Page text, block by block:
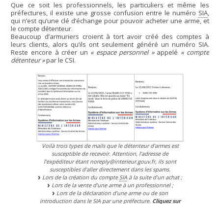
Que ce soit les professionnels, les particuliers et même les
préfectures, il existe une grosse confusion entre le numéro SIA,
qui n’est qu’une clé d’échange pour pouvoir acheter une arme, et
le compte détenteur.
Beaucoup d’armuriers croient à tort avoir créé des comptes à
leurs clients, alors qu’ils ont seulement généré un numéro SIA.
Reste encore à créer un « espace personnel » appelé « compte
détenteur »par le CSI.
Voilà trois types de mails que le détenteur d’armes est
susceptible de recevoir. Attention, l’adresse de
l’expéditeur étant noreply@interieur.gouv.fr, ils sont
susceptibles d’aller directement dans les spams.
Lors de la création du compte SIA à la suite d’un achat ;
Lors de la vente d’une arme à un professionnel ;
Lors de la déclaration d’une arme ou de son
introduction dans le SIA par une préfecture. Cliquez sur